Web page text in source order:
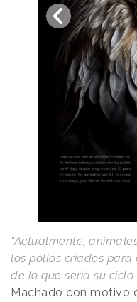
“Actualmente,
los pollos criados para
de lo que sería su ciclo
Machado con motivo